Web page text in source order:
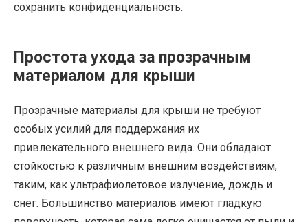
сохранить конфиденциальность.
Простота ухода за прозрачным
материалом для крыши
Прозрачные материалы для крыши не требуют
особых усилий для поддержания их
привлекательного внешнего вида. Они обладают
стойкостью к различным внешним воздействиям,
таким, как ультрафиолетовое излучение, дождь и
снег. Большинство материалов имеют гладкую